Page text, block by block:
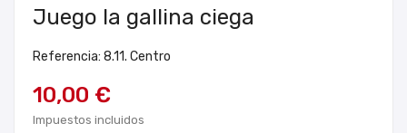
Juego la gallina ciega
Referencia: 8.11. Centro
10,00 €
Impuestos incluidos